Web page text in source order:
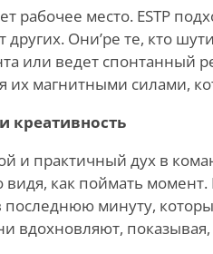
рабочее место. ESTP
других. Они’ре те, кто
или ведет спонтанный
их магнитными силами,
креативность
и практичный дух в
как поймать
последнюю минуту,
вдохновляют, показывая,